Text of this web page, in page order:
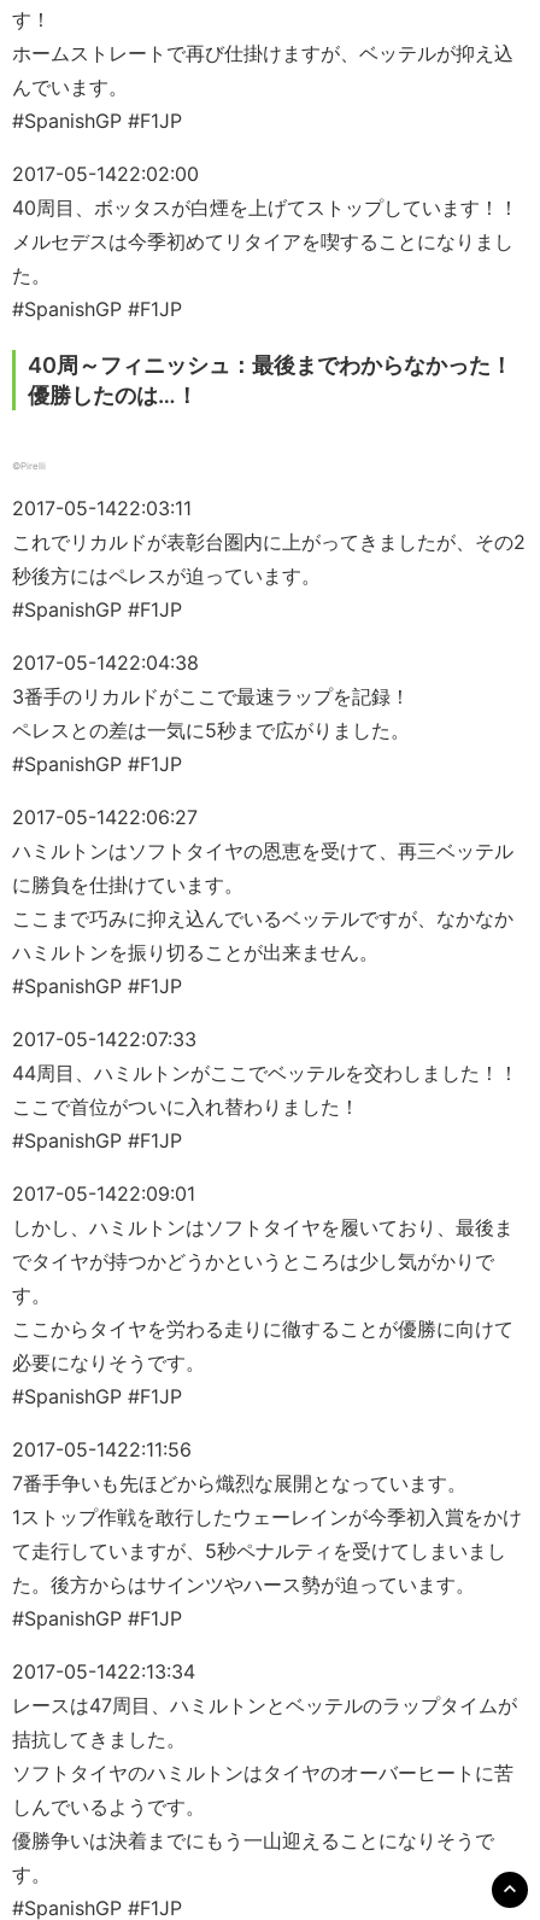
す！
ホームストレートで再び仕掛けますが、ベッテルが抑え込
んでいます。
#SpanishGP #F1JP
2017-05-1422:02:00
40周目、ボッタスが白煙を上げてストップしています！！
メルセデスは今季初めてリタイアを喫することになりまし
た。
#SpanishGP #F1JP
40周～フィニッシュ：最後までわからなかった！
優勝したのは…！
©Pirelli
2017-05-1422:03:11
これでリカルドが表彰台圏内に上がってきましたが、その2
秒後方にはペレスが迫っています。
#SpanishGP #F1JP
2017-05-1422:04:38
3番手のリカルドがここで最速ラップを記録！
ペレスとの差は一気に5秒まで広がりました。
#SpanishGP #F1JP
2017-05-1422:06:27
ハミルトンはソフトタイヤの恩恵を受けて、再三ベッテル
に勝負を仕掛けています。
ここまで巧みに抑え込んでいるベッテルですが、なかなか
ハミルトンを振り切ることが出来ません。
#SpanishGP #F1JP
2017-05-1422:07:33
44周目、ハミルトンがここでベッテルを交わしました！！
ここで首位がついに入れ替わりました！
#SpanishGP #F1JP
2017-05-1422:09:01
しかし、ハミルトンはソフトタイヤを履いており、最後ま
でタイヤが持つかどうかというところは少し気がかりで
す。
ここからタイヤを労わる走りに徹することが優勝に向けて
必要になりそうです。
#SpanishGP #F1JP
2017-05-1422:11:56
7番手争いも先ほどから熾烈な展開となっています。
1ストップ作戦を敢行したウェーレインが今季初入賞をかけ
て走行していますが、5秒ペナルティを受けてしまいまし
た。後方からはサインツやハース勢が迫っています。
#SpanishGP #F1JP
2017-05-1422:13:34
レースは47周目、ハミルトンとベッテルのラップタイムが
拮抗してきました。
ソフトタイヤのハミルトンはタイヤのオーバーヒートに苦
しんでいるようです。
優勝争いは決着までにもう一山迎えることになりそうで
す。
#SpanishGP #F1JP